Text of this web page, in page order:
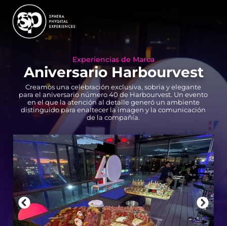
Experiencias de Marca
Aniversario Harbourvest
Creamos una celebración exclusiva, sobria y elegante
para el aniversario número 40 de Harbourvest. Un evento
en el que la atención al detalle generó un ambiente
distinguido para enaltecer la imagen y la comunicación
de la compañía.